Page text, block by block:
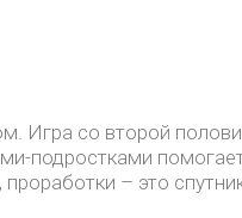
Игра со второй
подростками
– это